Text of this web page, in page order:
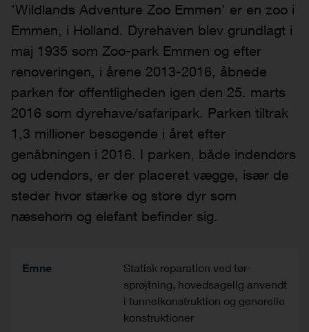
’Wildlands Adventure Zoo Emmen’ er en zoo i
Emmen, i Holland. Dyrehaven blev grundlagt i
maj 1935 som Zoo-park Emmen og efter
renoveringen, i årene 2013-2016, åbnede
parken for offentligheden igen den 25. marts
2016 som dyrehave/safaripark. Parken tiltrak
1,3 millioner besøgende i året efter
genåbningen i 2016. I parken, både indendørs
og udendørs, er der placeret vægge, især de
steder hvor stærke og store dyr som
næsehorn og elefant befinder sig.
Emne
Statisk reparation ved tør-
sprøjtning, hovedsagelig anvendt
i tunnelkonstruktion og generelle
konstruktioner